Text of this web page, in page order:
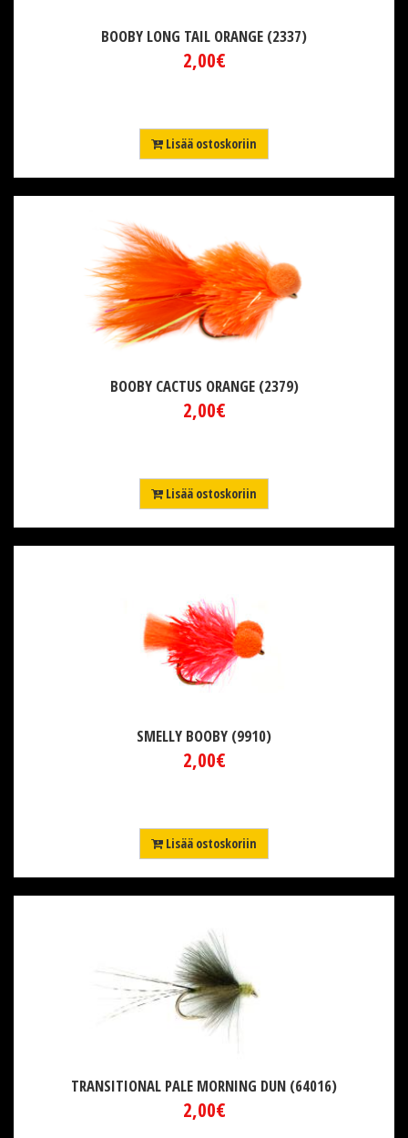
BOOBY LONG TAIL ORANGE (2337)
2,00€
Lisää ostoskoriin
BOOBY CACTUS ORANGE (2379)
2,00€
Lisää ostoskoriin
SMELLY BOOBY (9910)
2,00€
Lisää ostoskoriin
TRANSITIONAL PALE MORNING DUN (64016)
2,00€